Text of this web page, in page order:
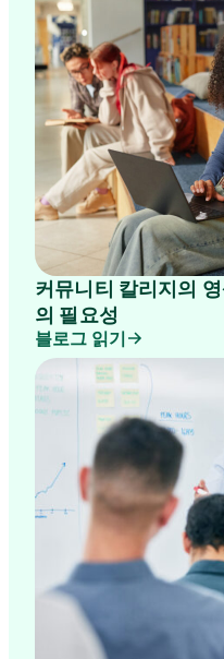
커뮤니티 칼리지의
의 필요성
블로그 읽기